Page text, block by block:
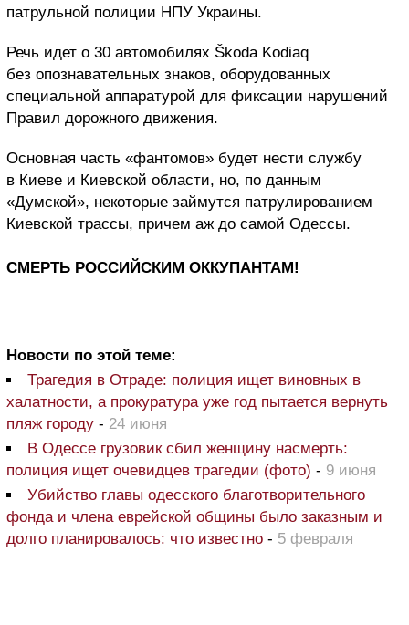
патрульной полиции НПУ Украины.
Речь идет о 30 автомобилях Škoda Kodiaq
без опознавательных знаков, оборудованных
специальной аппаратурой для фиксации нарушений
Правил дорожного движения.
Основная часть «фантомов» будет нести службу
в Киеве и Киевской области, но, по данным
«Думской», некоторые займутся патрулированием
Киевской трассы, причем аж до самой Одессы.
СМЕРТЬ РОССИЙСКИМ ОККУПАНТАМ!
Новости по этой теме:
Трагедия в Отраде: полиция ищет виновных в
халатности, а прокуратура уже год пытается вернуть
пляж городу - 24 июня
В Одессе грузовик сбил женщину насмерть:
полиция ищет очевидцев трагедии (фото) - 9 июня
Убийство главы одесского благотворительного
фонда и члена еврейской общины было заказным и
долго планировалось: что известно - 5 февраля